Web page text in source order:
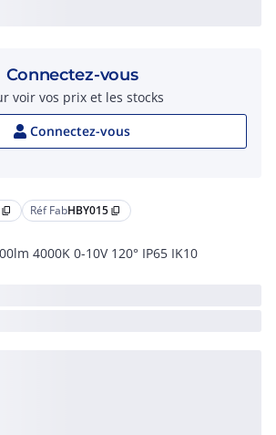
content_copy Réf FabHBY015 content_copy
4000K 0-10V 120° IP65 IK10
Connectez-vous
voir vos prix et les stocks
Connectez-vous